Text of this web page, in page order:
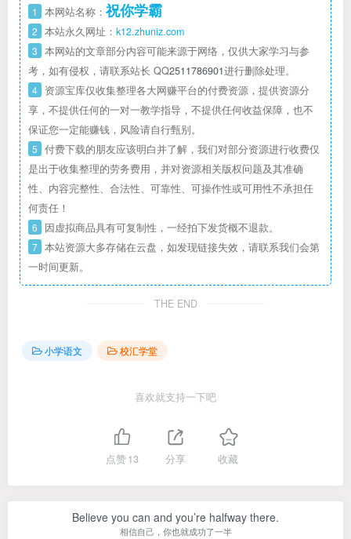
1 本网站名称： 祝你学霸
2 本站永久网址： k12.zhuniz.com
3 本网站的文章部分内容可能来源于网络，仅供大家学习与参
考，如有侵权，请联系站长 QQ2511786901进行删除处理。
4 资源宝库仅收集整理各大网赚平台的付费资源，提供资源分
享，不提供任何的一对一教学指导，不提供任何收益保障，也不
保证您一定能赚钱，风险请自行甄别。
5 付费下载的朋友应该明白并了解，我们对部分资源进行收费仅
是出于收集整理的劳务费用，并对资源相关版权问题及其准确
性、内容完整性、合法性、可靠性、可操作性或可用性不承担任
何责任！
6 因虚拟商品具有可复制性，一经拍下发货概不退款。
7 本站资源大多存储在云盘，如发现链接失效，请联系我们会第
一时间更新。
THE END
小学语文 校汇学堂
喜欢就支持一下吧
点赞13 分享 收藏
Believe you can and you’re halfway there.
相信自己，你也就成功了一半